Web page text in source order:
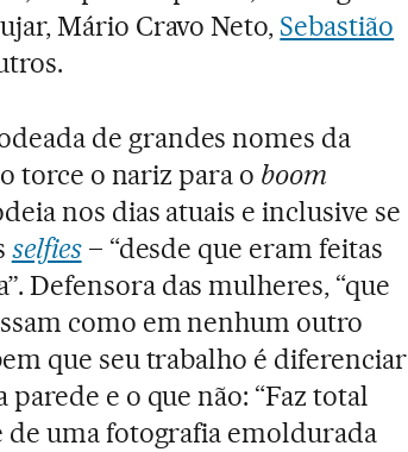
Mário Cravo Neto, Sebastião
de grandes nomes da
torce o nariz para o boom
nos dias atuais e inclusive se
selfies– “desde que eram feitas
Defensora das mulheres, “que
como em nenhum outro
que seu trabalho é diferenciar
e o que não: “Faz total
uma fotografia emoldurada